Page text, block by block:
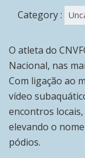
Category :
O atleta do
Nacional, nas
Com ligação ao
vídeo
encontros
elevando o
pódios.